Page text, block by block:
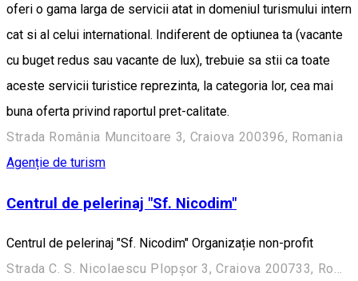
oferi o gama larga de servicii atat in domeniul turismului intern
cat si al celui international. Indiferent de optiunea ta (vacante
cu buget redus sau vacante de lux), trebuie sa stii ca toate
aceste servicii turistice reprezinta, la categori­a lor, cea mai
buna oferta privind raportul pret-calitate.
Strada România Muncitoare 3, Craiova 200396, Romania
Agenție de turism
Centrul de pelerinaj "Sf. Nicodim"
Centrul de pelerinaj "Sf. Nicodim" Organizație non-profit
Strada C. S. Nicolaescu Plopșor 3, Craiova 200733, Romania